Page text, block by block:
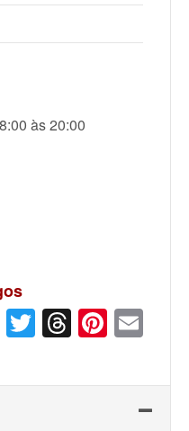
às 20:00
LinkedIn
Twitter
Threads